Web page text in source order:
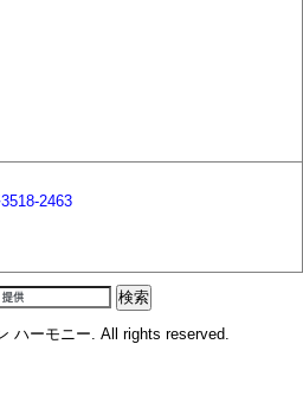
2463
ハーモニー. All rights reserved.